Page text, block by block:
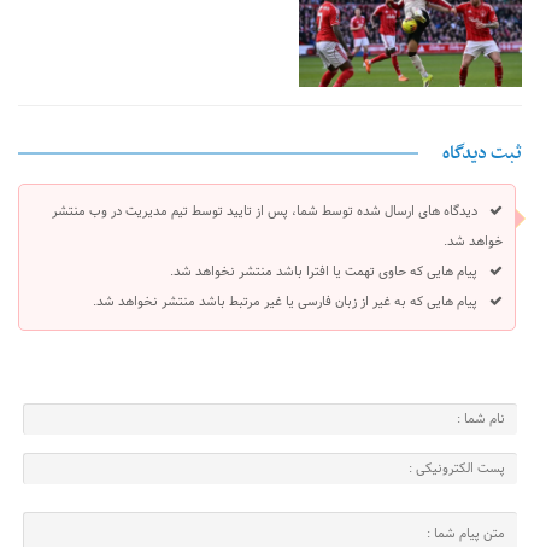
ثبت دیدگاه
دیدگاه های ارسال شده توسط شما، پس از تایید توسط تیم مدیریت در وب منتشر
خواهد شد.
پیام هایی که حاوی تهمت یا افترا باشد منتشر نخواهد شد.
پیام هایی که به غیر از زبان فارسی یا غیر مرتبط باشد منتشر نخواهد شد.